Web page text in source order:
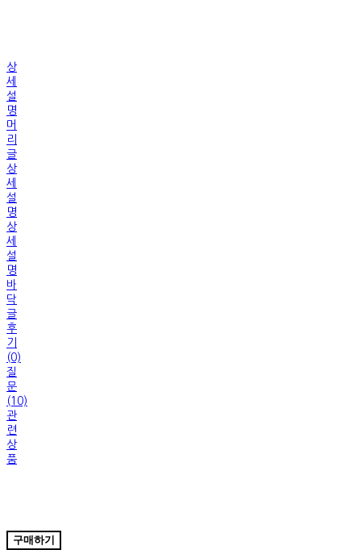
상
세
설
명
머
리
글
상
세
설
명
상
세
설
명
바
닥
글
후
기
(0)
질
문
(10)
관
련
상
품
구매하기